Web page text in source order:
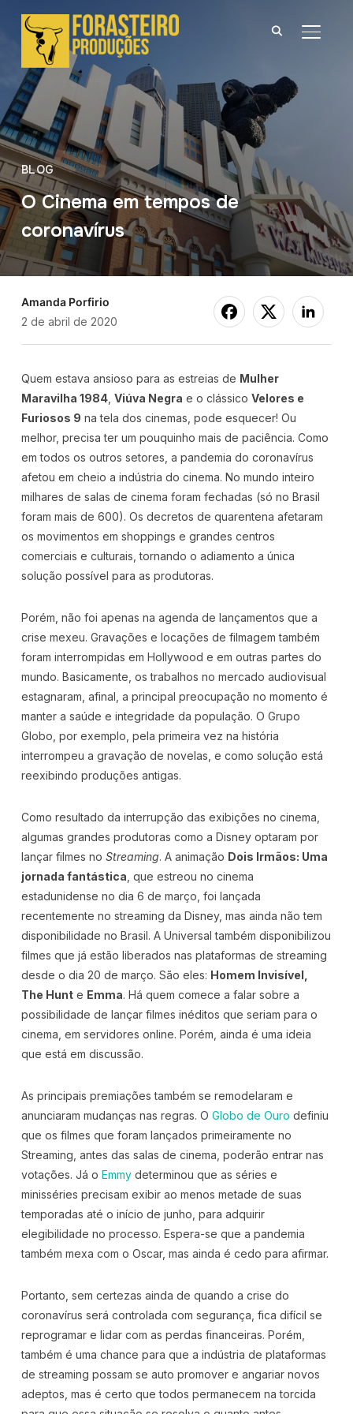
BLOG
O Cinema em tempos de
coronavírus
Amanda Porfirio
2 de abril de 2020
Quem estava ansioso para as estreias de Mulher
Maravilha 1984, Viúva Negra e o clássico Velores e
Furiosos 9 na tela dos cinemas, pode esquecer! Ou
melhor, precisa ter um pouquinho mais de paciência. Como
em todos os outros setores, a pandemia do coronavírus
afetou em cheio a indústria do cinema. No mundo inteiro
milhares de salas de cinema foram fechadas (só no Brasil
foram mais de 600). Os decretos de quarentena afetaram
os movimentos em shoppings e grandes centros
comerciais e culturais, tornando o adiamento a única
solução possível para as produtoras.
Porém, não foi apenas na agenda de lançamentos que a
crise mexeu. Gravações e locações de filmagem também
foram interrompidas em Hollywood e em outras partes do
mundo. Basicamente, os trabalhos no mercado audiovisual
estagnaram, afinal, a principal preocupação no momento é
manter a saúde e integridade da população. O Grupo
Globo, por exemplo, pela primeira vez na história
interrompeu a gravação de novelas, e como solução está
reexibindo produções antigas.
Como resultado da interrupção das exibições no cinema,
algumas grandes produtoras como a Disney optaram por
lançar filmes no Streaming. A animação Dois Irmãos: Uma
jornada fantástica , que estreou no cinema
estadunidense no dia 6 de março, foi lançada
recentemente no streaming da Disney, mas ainda não tem
disponibilidade no Brasil. A Universal também disponibilizou
filmes que já estão liberados nas plataformas de streaming
desde o dia 20 de março. São eles: Homem Invisível,
The Hunte Emma. Há quem comece a falar sobre a
possibilidade de lançar filmes inéditos que seriam para o
cinema, em servidores online. Porém, ainda é uma ideia
que está em discussão.
As principais premiações também se remodelaram e
anunciaram mudanças nas regras. O Globo de Ouro definiu
que os filmes que foram lançados primeiramente no
Streaming, antes das salas de cinema, poderão entrar nas
votações. Já o Emmydeterminou que as séries e
minisséries precisam exibir ao menos metade de suas
temporadas até o início de junho, para adquirir
elegibilidade no processo. Espera-se que a pandemia
também mexa com o Oscar, mas ainda é cedo para afirmar.
Portanto, sem certezas ainda de quando a crise do
coronavírus será controlada com segurança, fica difícil se
reprogramar e lidar com as perdas financeiras. Porém,
também é uma chance para que a indústria de plataformas
de streaming possam se auto promover e angariar novos
adeptos, mas é certo que todos permanecem na torcida